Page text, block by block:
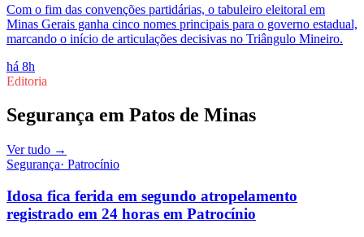
Com o fim das convenções partidárias, o tabuleiro eleitoral em
Minas Gerais ganha cinco nomes principais para o governo estadual,
marcando o início de articulações decisivas no Triângulo Mineiro.
há 8h
Editoria
Segurança em Patos de Minas
Ver tudo →
Segurança· Patrocínio
Idosa fica ferida em segundo atropelamento
registrado em 24 horas em Patrocínio